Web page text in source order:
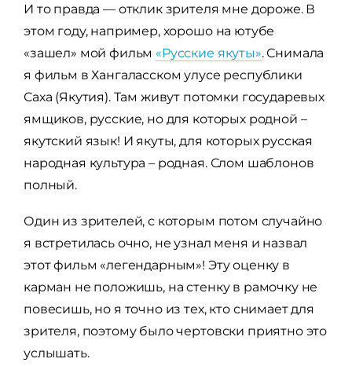
И то правда — отклик зрителя мне дороже. В
этом году, например, хорошо на ютубе
«зашел» мой фильм «Русские якуты». Снимала
я фильм в Хангаласском улусе республики
Саха (Якутия). Там живут потомки государевых
ямщиков, русские, но для которых родной –
якутский язык! И якуты, для которых русская
народная культура – родная. Слом шаблонов
полный.
Один из зрителей, с которым потом случайно
я встретилась очно, не узнал меня и назвал
этот фильм «легендарным»! Эту оценку в
карман не положишь, на стенку в рамочку не
повесишь, но я точно из тех, кто снимает для
зрителя, поэтому было чертовски приятно это
услышать.